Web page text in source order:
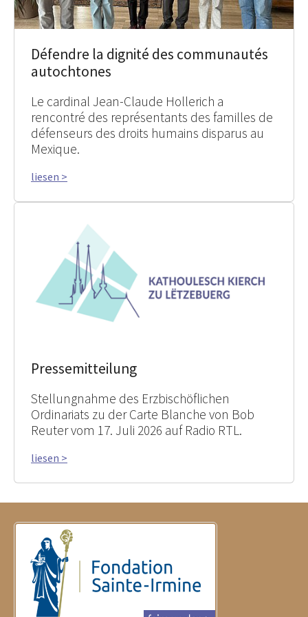
Défendre la dignité des communautés
autochtones
Le cardinal Jean-Claude Hollerich a
rencontré des représentants des familles de
défenseurs des droits humains disparus au
Mexique.
liesen >
Pressemitteilung
Stellungnahme des Erzbischöflichen
Ordinariats zu der Carte Blanche von Bob
Reuter vom 17. Juli 2026 auf Radio RTL.
liesen >